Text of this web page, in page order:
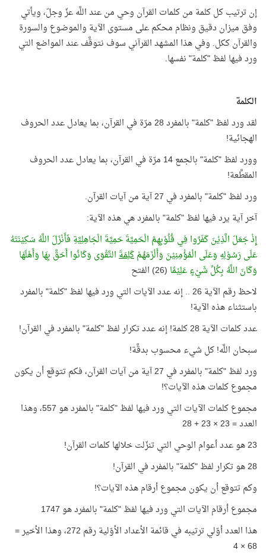
إن ترتيب كل كلمة من كلمات القرآن وحي من عند اللَّه عزّ وجلّ، ويأتي
وفق ميزان دقيق ونظام محكم على مستوى الآية والموضوع والسورة
والقرآن ككل. وفي هذا المشهد القرآني سوف نتوقَّف عند المواضع التي
ورد فيها لفظ "كلمة" نفسها.
الكلمة
لقد ورد لفظ "كلمة" بالمفرد 28 مرّة في القرآن، بما يعادل عدد الحروف
الهجائية!
وورد لفظ "كلمة" بالجمع 14 مرّة في القرآن، بما يعادل عدد الحروف
المقطَّعة!
ورد لفظ "كلمة" بالمفرد في 27 آية من آيات القرآن.
آخر آية يرد فيها لفظ "كلمة" بالمفرد هي هذه الآية:
إِذْ جَعَلَ الَّذِيْنَ كَفَرُوا فِي قُلُوْبِهِمُ الْحَمِيَّةَ حَمِيَّةَ الْجَاهِلِيَّةِ فَأَنْزَلَ اللَّهُ سَكِيْنَتَهُ
عَلَى رَسُوْلِهِ وَعَلَى الْمُؤْمِنِيْنَ وَأَلْزَمَهُمْكَلِمَةَالتَّقْوَى وَكَانُوا أَحَقَّ بِهَا وَأَهْلَهَا
وَكَانَ اللَّهُ بِكُلِّ شَيْءٍ عَلِيْمًا (26) الفتح
لاحظ رقم الآية 26 .. إنه عدد الآيات التي ورد فيها لفظ "كلمة" بالمفرد
باستثناء هذه الآية!
عدد كلمات الآية 28 كلمة! إنه عدد تكرار لفظ "كلمة" بالمفرد في القرآن!
سبحان اللَّه! كل شيء محسوب بدقَّة!
ورد لفظ "كلمة" بالمفرد في 27 آية من آيات القرآن، فكم تتوقع أن يكون
مجموع كلمات هذه الآيات؟!
مجموع كلمات الآيات التي ورد فيها لفظ "كلمة" بالمفرد هو 557، وهذا
العدد = 23 × 23 + 28
23 هو عدد أعوام الوحي التي تنزّلت خلالها كلمات القرآن!
28 هو تكرار لفظ "كلمة" بالمفرد في القرآن!
وكم تتوقع أن يكون مجموع أرقام هذه الآيات؟!
مجموع أرقام الآيات التي ورد فيها لفظ "كلمة" بالمفرد هو 1747
هذا العدد أوّلي ترتيبه في قائمة الأعداد الأوّلية رقم 272، وهذا الأخير =
68 × 4